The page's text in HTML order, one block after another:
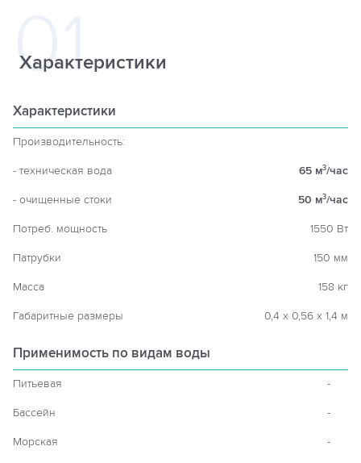
Характеристики
Характеристики
Производительность:
- техническая вода 65 м3/час
- очищенные стоки 50 м3/час
Потреб. мощность 1550 Вт
Патрубки 150 мм
Масса 158 кг
Габаритные размеры 0,4 х 0,56 х 1,4 м
Применимость по видам воды
Питьевая -
Бассейн -
Морская -